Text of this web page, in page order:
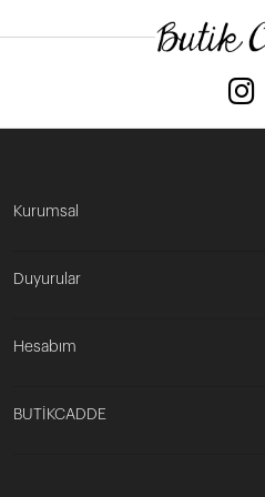
Kurumsal
Duyurular
Hesabım
BUTİKCADDE